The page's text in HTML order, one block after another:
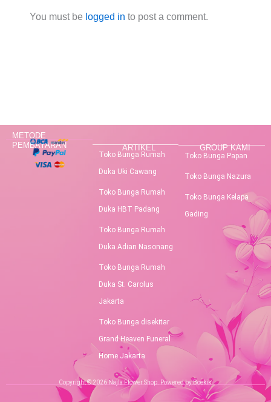
You must be logged in to post a comment.
METODE
PEMBAYARAN
ARTIKEL
Toko Bunga Rumah
Duka Uki Cawang
Toko Bunga Rumah
Duka HBT Padang
Toko Bunga Rumah
Duka Adian Nasonang
Toko Bunga Rumah
Duka St. Carolus
Jakarta
Toko Bunga disekitar
Grand Heaven Funeral
Home Jakarta
GROUP KAMI
Toko Bunga Papan
Toko Bunga Nazura
Toko Bunga Kelapa
Gading
Copyright © 2026 Najla Flower Shop. Powered by Boekik.